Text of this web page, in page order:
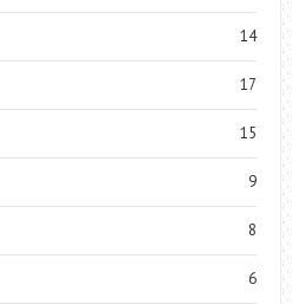
14
17
15
9
8
6